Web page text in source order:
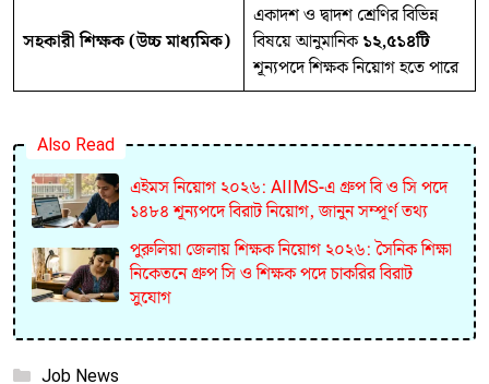
সহকারী শিক্ষক (উচ্চ মাধ্যমিক)
একাদশ ও দ্বাদশ শ্রেণির বিভিন্ন
বিষয়ে আনুমানিক১২,৫১৪টি
শূন্যপদে শিক্ষক নিয়োগ হতে পারে
Also Read
এইমস নিয়োগ ২০২৬: AIIMS-এ গ্রুপ বি ও সি পদে
১৪৮৪ শূন্যপদে বিরাট নিয়োগ, জানুন সম্পূর্ণ তথ্য
পুরুলিয়া জেলায় শিক্ষক নিয়োগ ২০২৬: সৈনিক শিক্ষা
নিকেতনে গ্রুপ সি ও শিক্ষক পদে চাকরির বিরাট
সুযোগ
Categories
Job News